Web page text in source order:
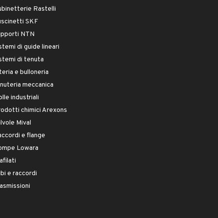
Rastelli
SKF
NTN
di guide lineari
di tenuta
e bulloneria
meccanica
industriali
chimici Arexons
Mival
e flange
Lowara
e raccordi